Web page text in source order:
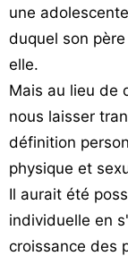
une
duquel son
elle.
Mais au lieu de
nous laisser
définition
physique et
Il aurait été
individuelle en
croissance des